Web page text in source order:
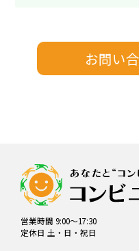
営業時間 9:00～17:30
定休日 土・日・祝日